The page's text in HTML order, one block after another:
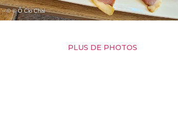
– © © Ô Clo Chai
PLUS DE PHOTOS